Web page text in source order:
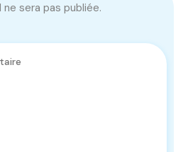
sera pas publiée.